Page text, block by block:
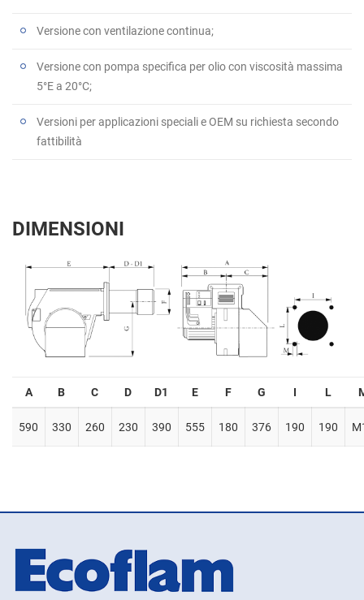
Versione con ventilazione continua;
Versione con pompa specifica per olio con viscosità massima
5°E a 20°C;
Versioni per applicazioni speciali e OEM su richiesta secondo
fattibilità
DIMENSIONI
A B C D D1 E F G I L
590 330 260 230 390 555 180 376 190 190